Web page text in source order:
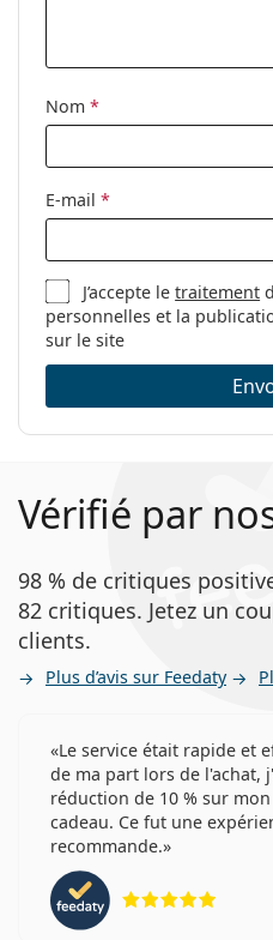
Nom *
E-mail *
J’accepte letraitement
personnelles et la
sur le site
Vérifié par
98 % de critiques
82 critiques. Jetez un
clients.
Plus d’avis sur Feedaty
Le service était rapide et
de ma part lors de l'achat,
réduction de 10 % sur
cadeau. Ce fut une
recommande.